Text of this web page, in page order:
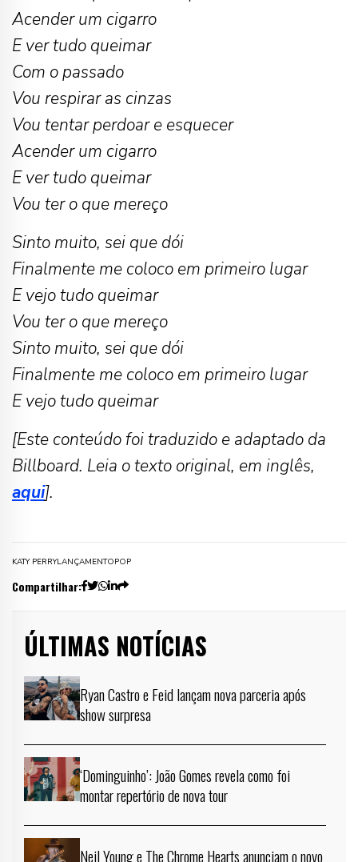
Acender um cigarro
E ver tudo queimar
Com o passado
Vou respirar as cinzas
Vou tentar perdoar e esquecer
Acender um cigarro
E ver tudo queimar
Vou ter o que mereço
Sinto muito, sei que dói
Finalmente me coloco em primeiro lugar
E vejo tudo queimar
Vou ter o que mereço
Sinto muito, sei que dói
Finalmente me coloco em primeiro lugar
E vejo tudo queimar
[Este conteúdo foi traduzido e adaptado da
Billboard. Leia o texto original, em inglês,
aqui].
KATY PERRYLANÇAMENTOPOP
Compartilhar:
ÚLTIMAS NOTÍCIAS
Ryan Castro e Feid lançam nova parceria após
show surpresa
‘Dominguinho’: João Gomes revela como foi
montar repertório de nova tour
Neil Young e The Chrome Hearts anunciam o novo